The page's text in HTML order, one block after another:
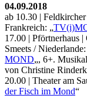
04.09.2018
ab 10.30 |
Frankreich: „
17.00 | Pförtnerhaus
Smeets /
MOND„, 6+.
von Christine
20.00 | Theater am
der Fisch im Mond“